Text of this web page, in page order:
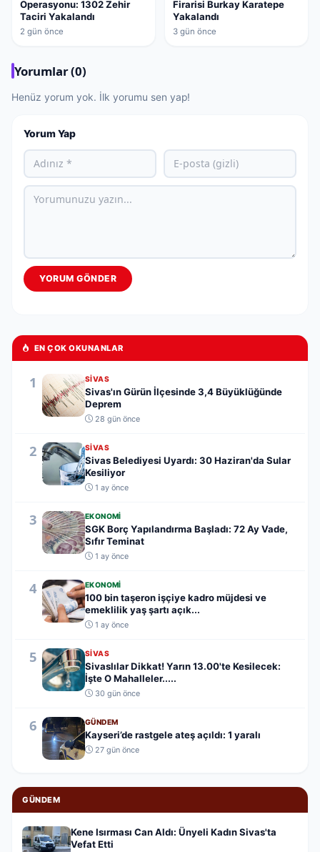
Operasyonu: 1302 Zehir
Taciri Yakalandı
2 gün önce
Firarisi Burkay Karatepe
Yakalandı
3 gün önce
Yorumlar (0)
Henüz yorum yok. İlk yorumu sen yap!
Yorum Yap
YORUM GÖNDER
EN ÇOK OKUNANLAR
1 SIVAS
Sivas'ın Gürün İlçesinde 3,4 Büyüklüğünde
Deprem
28 gün önce
2 SIVAS
Sivas Belediyesi Uyardı: 30 Haziran'da Sular
Kesiliyor
1 ay önce
3 EKONOMI
SGK Borç Yapılandırma Başladı: 72 Ay Vade,
Sıfır Teminat
1 ay önce
4 EKONOMI
100 bin taşeron işçiye kadro müjdesi ve
emeklilik yaş şartı açık...
1 ay önce
5 SIVAS
Sivaslılar Dikkat! Yarın 13.00'te Kesilecek:
İşte O Mahalleler.....
30 gün önce
6 GÜNDEM
Kayseri’de rastgele ateş açıldı: 1 yaralı
27 gün önce
GÜNDEM
Kene Isırması Can Aldı: Ünyeli Kadın Sivas'ta
Vefat Etti